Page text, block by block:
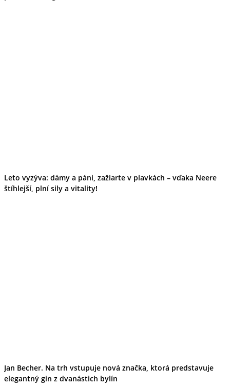
Leto vyzýva: dámy a páni, zažiarte v plavkách – vďaka Neere
štíhlejší, plní sily a vitality!
Jan Becher. Na trh vstupuje nová značka, ktorá predstavuje
elegantný gin z dvanástich bylín